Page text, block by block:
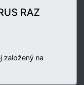
RAZ
založený na